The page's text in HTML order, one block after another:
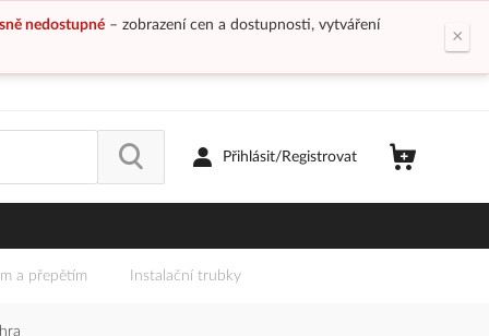
nedostupné– zobrazení cen a dostupnosti, vytváření
×
Přihlásit/Registrovat
a přepětím Instalační trubky